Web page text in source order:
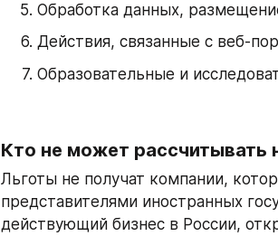
Обработка данных,
Действия, связанные с веб-
Образовательные и
Кто не может рассчитывать
Льготы не получат компании,
представителями иностранных
действующий бизнес в России,